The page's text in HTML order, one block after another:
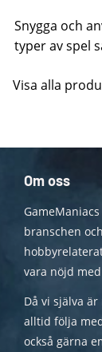
Snygga och
typer av spel
Visa alla
Om oss
branschen
vara nöjd
Då vi själva
alltid följa
också gärna